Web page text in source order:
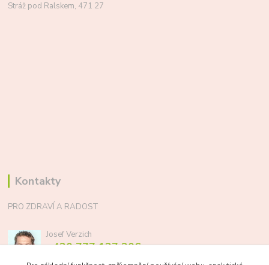
Stráž pod Ralskem, 471 27
Kontakty
PRO ZDRAVÍ A RADOST
Josef Verzich
+420 777 137 206